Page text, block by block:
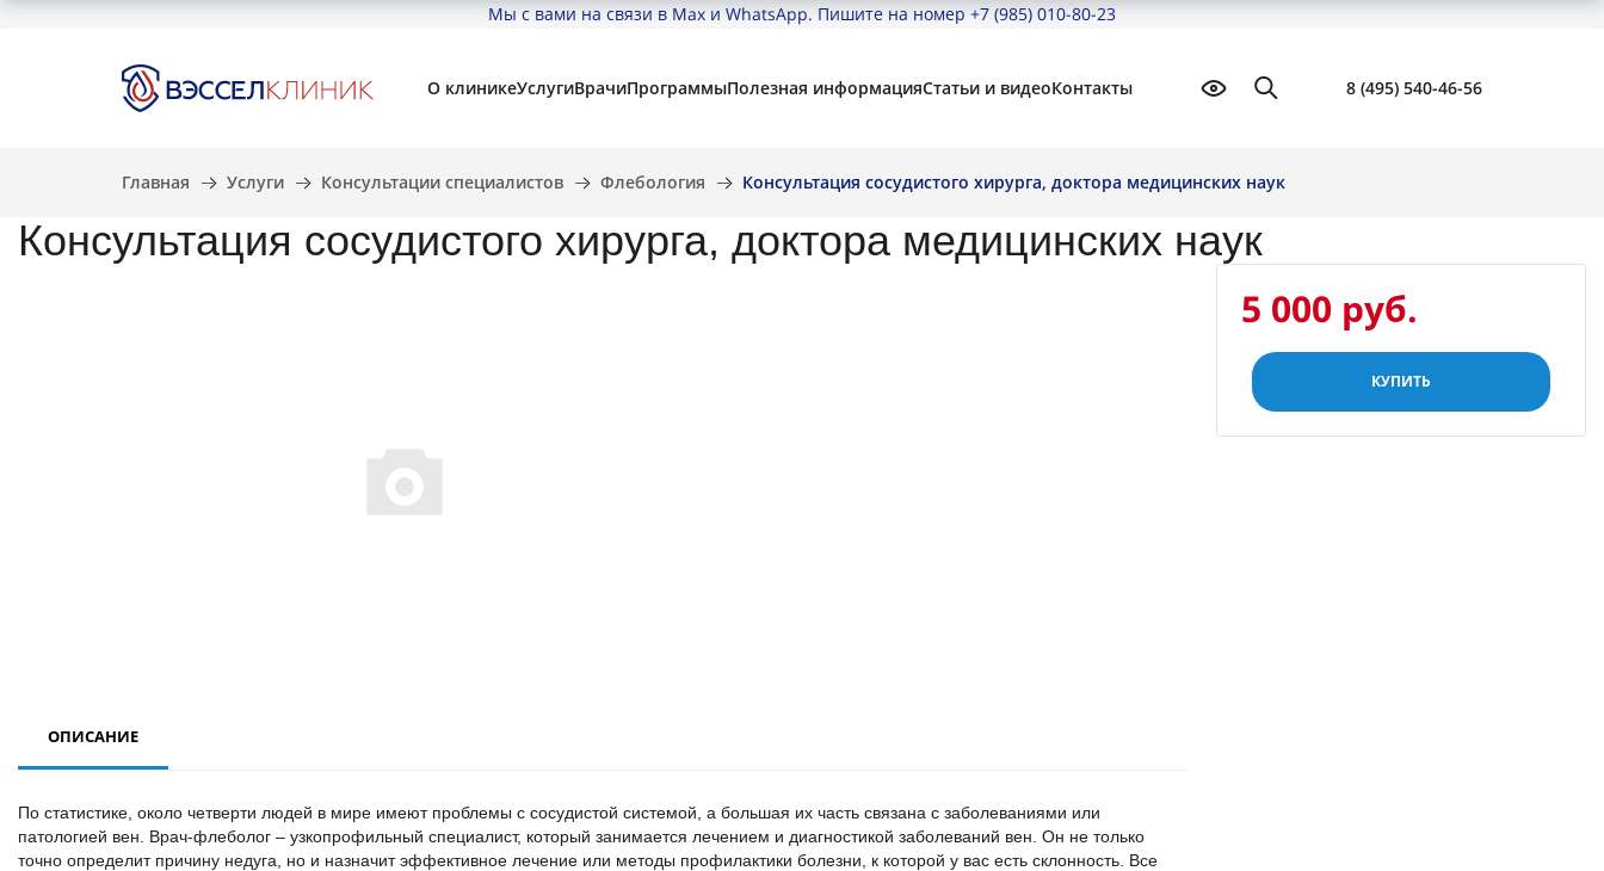
Мы с вами на связи в Max и WhatsApp. Пишите на номер +7 (985) 010-80-23
О клиникеУслугиВрачиПрограммыПолезная информацияСтатьи и видеоКонтакты 8 (495) 540-46-56
Главная Услуги Консультации специалистов Флебология Консультация сосудистого хирурга, доктора медицинских наук
Консультация сосудистого хирурга, доктора медицинских наук
5 000 руб.
КУПИТЬ
ОПИСАНИЕ
По статистике, около четверти людей в мире имеют проблемы с сосудистой системой, а большая их часть связана с заболеваниями или
патологией вен. Врач-флеболог – узкопрофильный специалист, который занимается лечением и диагностикой заболеваний вен. Он не только
точно определит причину недуга, но и назначит эффективное лечение или методы профилактики болезни, к которой у вас есть склонность. Все